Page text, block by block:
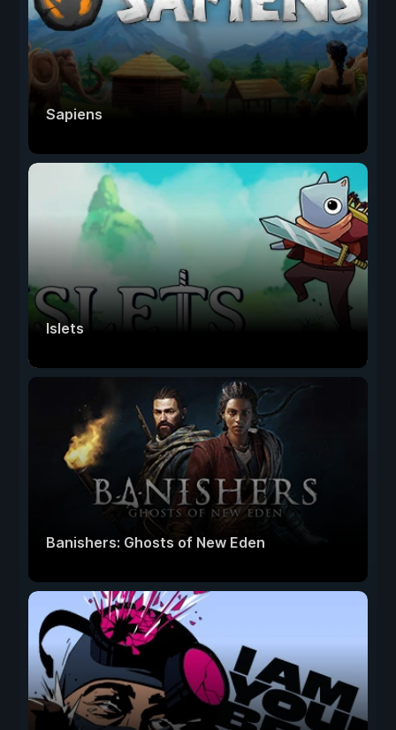
Sapiens
Islets
Banishers: Ghosts of New Eden